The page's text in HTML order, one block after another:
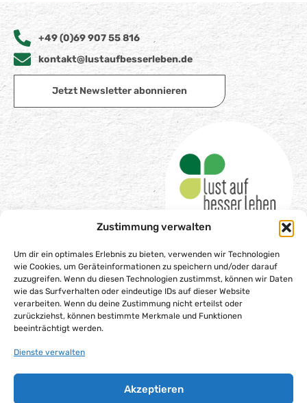
Zustimmung verwalten
Um dir ein optimales Erlebnis zu bieten, verwenden wir Technologien
wie Cookies, um Geräteinformationen zu speichern und/oder darauf
zuzugreifen. Wenn du diesen Technologien zustimmst, können wir Daten
wie das Surfverhalten oder eindeutige IDs auf dieser Website
verarbeiten. Wenn du deine Zustimmung nicht erteilst oder
zurückziehst, können bestimmte Merkmale und Funktionen
beeinträchtigt werden.
Dienste verwalten
Akzeptieren
+49 (0)69 907 55 816
kontakt@lustaufbesserleben.de
Jetzt Newsletter abonnieren
Impressum
Datenschutzerklärung
Barrierefreiheitserklärung
Gesellschaftsvertrag
Cookie-Richtlinie (EU)
Alle Rechte vorbehalten – Lust auf besser leben gGmbH,